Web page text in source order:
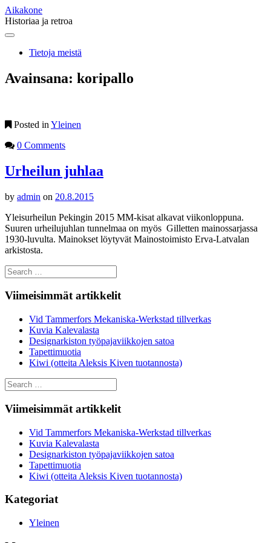
Aikakone
Historiaa ja retroa
Main
Skip
contentTietoja meistä
Avainsana: koripallo
Posted in Yleinen
0 Comments
Urheilun juhlaa
by admin on 20.8.2015
Yleisurheilun Pekingin 2015 MM-kisat alkavat viikonloppuna.
Suuren urheilujuhlan tunnelmaa on myös Gilletten mainossarjassa
1930-luvulta. Mainokset löytyvät Mainostoimisto Erva-Latvalan
arkistosta.
Search
for:
Viimeisimmät artikkelit
Vid Tammerfors Mekaniska-Werkstad tillverkas
Kuvia Kalevalasta
Designarkiston työpajaviikkojen satoa
Tapettimuotia
Kiwi (otteita Aleksis Kiven tuotannosta)
Search
for:
Viimeisimmät artikkelit
Vid Tammerfors Mekaniska-Werkstad tillverkas
Kuvia Kalevalasta
Designarkiston työpajaviikkojen satoa
Tapettimuotia
Kiwi (otteita Aleksis Kiven tuotannosta)
Kategoriat
Yleinen